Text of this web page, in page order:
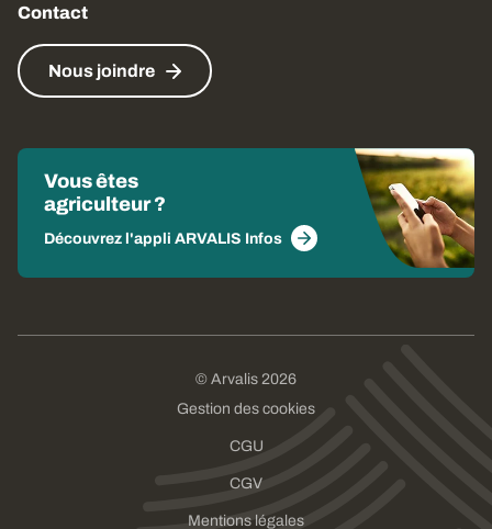
Contact
Nous joindre
Vous êtes
agriculteur ?
Découvrez l'appli ARVALIS Infos
© Arvalis 2026
Gestion des cookies
CGU
CGV
Mentions légales